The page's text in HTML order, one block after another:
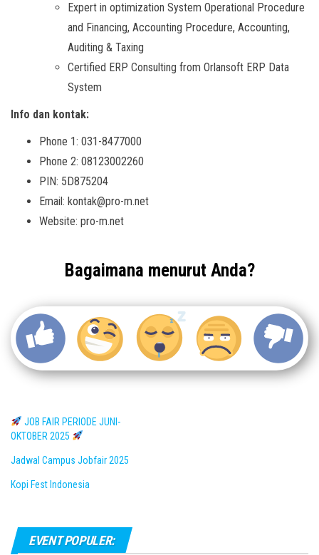
Expert in optimization System Operational Procedure
and Financing, Accounting Procedure, Accounting,
Auditing & Taxing
Certified ERP Consulting from Orlansoft ERP Data
System
Info dan kontak:
Phone 1: 031-8477000
Phone 2: 08123002260
PIN: 5D875204
Email: kontak@pro-m.net
Website: pro-m.net
Bagaimana menurut Anda?
JOB FAIR PERIODE JUNI-
OKTOBER 2025
Jadwal Campus Jobfair 2025
Kopi Fest Indonesia
EVENT POPULER: